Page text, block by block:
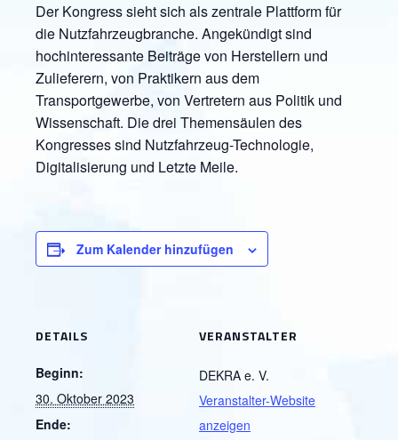
Der Kongress sieht sich als zentrale Plattform für
die Nutzfahrzeugbranche. Angekündigt sind
hochinteressante Beiträge von Herstellern und
Zulieferern, von Praktikern aus dem
Transportgewerbe, von Vertretern aus Politik und
Wissenschaft. Die drei Themensäulen des
Kongresses sind Nutzfahrzeug-Technologie,
Digitalisierung und Letzte Meile.
Zum Kalender hinzufügen
DETAILS
Beginn:
30. Oktober 2023
Ende:
VERANSTALTER
DEKRA e. V.
Veranstalter-Website
anzeigen